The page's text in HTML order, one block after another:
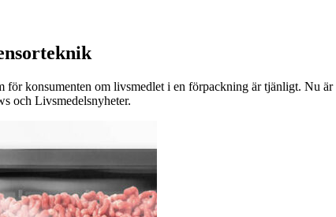
konsumenten om livsmedlet i en förpackning är tjänligt. Nu
och Livsmedelsnyheter.